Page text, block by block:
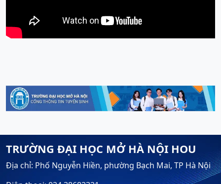
TRƯỜNG ĐẠI HỌC MỞ HÀ NỘI HOU
Địa chỉ: Phố Nguyễn Hiền, phường Bạch Mai, TP Hà Nội